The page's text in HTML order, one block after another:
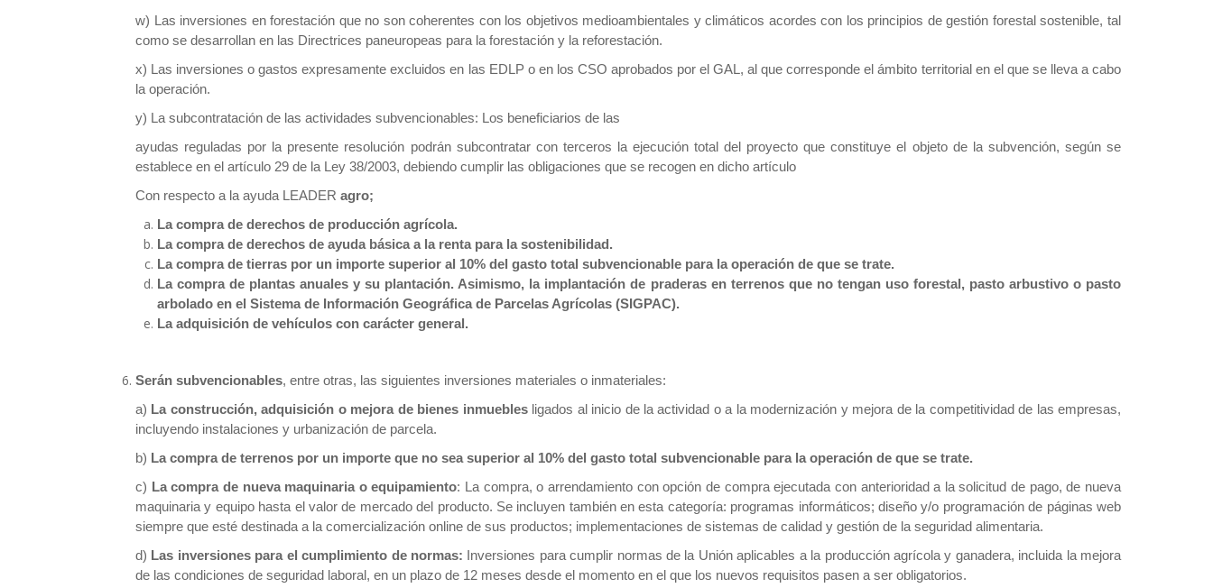
w) Las inversiones en forestación que no son coherentes con los objetivos medioambientales y climáticos acordes con los principios de gestión forestal sostenible, tal
como se desarrollan en las Directrices paneuropeas para la forestación y la reforestación.
x) Las inversiones o gastos expresamente excluidos en las EDLP o en los CSO aprobados por el GAL, al que corresponde el ámbito territorial en el que se lleva a cabo
la operación.
y) La subcontratación de las actividades subvencionables: Los beneficiarios de las
ayudas reguladas por la presente resolución podrán subcontratar con terceros la ejecución total del proyecto que constituye el objeto de la subvención, según se
establece en el artículo 29 de la Ley 38/2003, debiendo cumplir las obligaciones que se recogen en dicho artículo
Con respecto a la ayuda LEADER agro;
La compra de derechos de producción agrícola.
La compra de derechos de ayuda básica a la renta para la sostenibilidad.
La compra de tierras por un importe superior al 10% del gasto total subvencionable para la operación de que se trate.
La compra de plantas anuales y su plantación. Asimismo, la implantación de praderas en terrenos que no tengan uso forestal, pasto arbustivo o pasto
arbolado en el Sistema de Información Geográfica de Parcelas Agrícolas (SIGPAC).
La adquisición de vehículos con carácter general.
Serán subvencionables, entre otras, las siguientes inversiones materiales o inmateriales:
a) La construcción, adquisición o mejora de bienes inmueblesligados al inicio de la actividad o a la modernización y mejora de la competitividad de las empresas,
incluyendo instalaciones y urbanización de parcela.
b) La compra de terrenos por un importe que no sea superior al 10% del gasto total subvencionable para la operación de que se trate.
c) La compra de nueva maquinaria o equipamiento: La compra, o arrendamiento con opción de compra ejecutada con anterioridad a la solicitud de pago, de nueva
maquinaria y equipo hasta el valor de mercado del producto. Se incluyen también en esta categoría: programas informáticos; diseño y/o programación de páginas web
siempre que esté destinada a la comercialización online de sus productos; implementaciones de sistemas de calidad y gestión de la seguridad alimentaria.
d) Las inversiones para el cumplimiento de normas: Inversiones para cumplir normas de la Unión aplicables a la producción agrícola y ganadera, incluida la mejora
de las condiciones de seguridad laboral, en un plazo de 12 meses desde el momento en el que los nuevos requisitos pasen a ser obligatorios.